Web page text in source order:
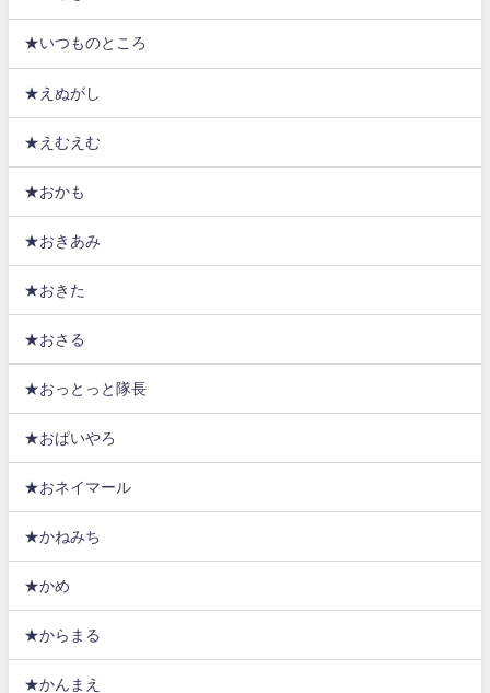
★いつものところ
★えぬがし
★えむえむ
★おかも
★おきあみ
★おきた
★おさる
★おっとっと隊長
★おぱいやろ
★おネイマール
★かねみち
★かめ
★からまる
★かんまえ